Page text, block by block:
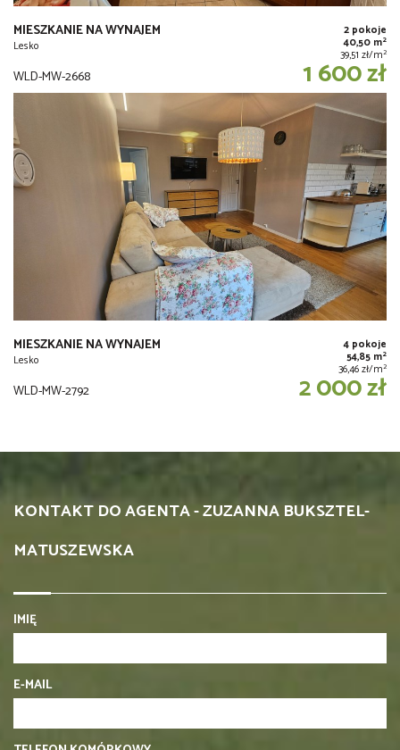
MIESZKANIE NA WYNAJEM
Lesko
2 pokoje
40,50 m2
39,51 zł/m2
WLD-MW-2668 1 600 zł
MIESZKANIE NA WYNAJEM
Lesko
4 pokoje
54,85 m2
36,46 zł/m2
WLD-MW-2792 2 000 zł
KONTAKT DO AGENTA - ZUZANNA BUKSZTEL-
MATUSZEWSKA
IMIĘ
E-MAIL